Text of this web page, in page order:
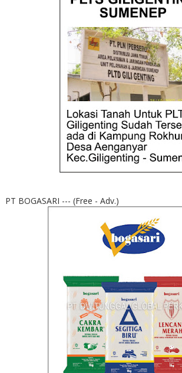
PT BOGASARI --- (Free - Adv.)